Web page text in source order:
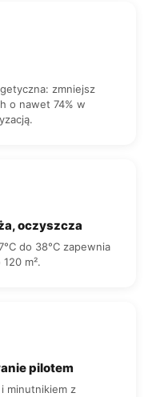
zmniejsz
o nawet 74% w
oczyszcza
do 38°C zapewnia
m².
pilotem
minutnikiem z